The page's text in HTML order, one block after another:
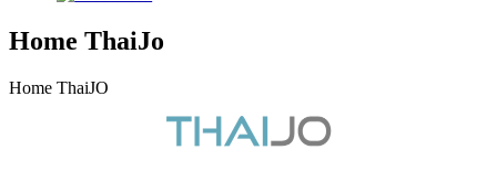
Home ThaiJo
Home ThaiJO